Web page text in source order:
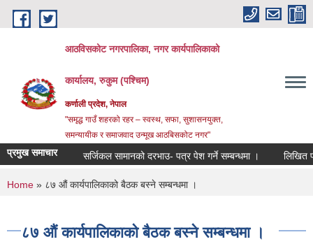
Skip to main content
आठविसकोट नगरपालिका, नगर कार्यपालिकाको
कार्यालय, रुकुम (पश्चिम)
कर्णाली प्रदेश, नेपाल
"समृद्ध गाउँ शहरको रहर – स्वस्थ, सफा, सुशासनयुक्त,
समन्यायीक र समाजवाद उन्मूख आठबिसकोट नगर"
प्रमुख समाचारसर्जिकल सामानको दरभाउ- पत्र पेश गर्ने सम्बन्धमा । लिखित
You are here
Home » ८७ औं कार्यपालिकाको बैठक बस्ने सम्बन्धमा ।
८७ औं कार्यपालिकाको बैठक बस्ने सम्बन्धमा ।